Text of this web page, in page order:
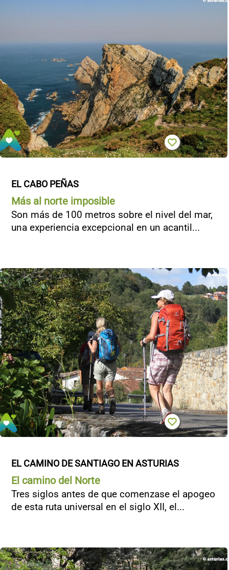
EL CABO PEÑAS
Más al norte imposible
Son más de 100 metros sobre el nivel del mar,
una experiencia excepcional en un acantil...
EL CAMINO DE SANTIAGO EN ASTURIAS
El camino del Norte
Tres siglos antes de que comenzase el apogeo
de esta ruta universal en el siglo XII, el...